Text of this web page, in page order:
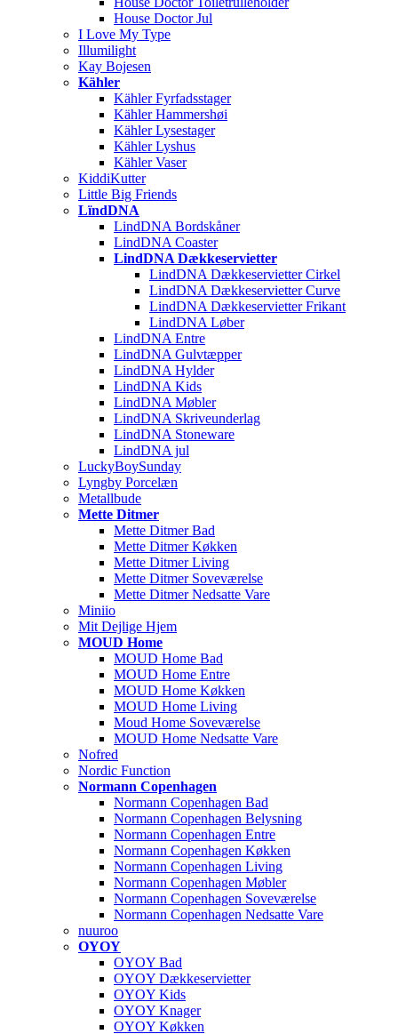
House Doctor Jul
I Love My Type
Illumilight
Kay Bojesen
Kähler
Kähler Fyrfadsstager
Kähler Hammershøi
Kähler Lysestager
Kähler Lyshus
Kähler Vaser
KiddiKutter
Little Big Friends
LïndDNA
LindDNA Bordskåner
LindDNA Coaster
LindDNA Dækkeservietter
LindDNA Dækkeservietter Cirkel
LindDNA Dækkeservietter Curve
LindDNA Dækkeservietter Frikant
LindDNA Løber
LindDNA Entre
LindDNA Gulvtæpper
LindDNA Hylder
LindDNA Kids
LindDNA Møbler
LindDNA Skriveunderlag
LindDNA Stoneware
LindDNA jul
LuckyBoySunday
Lyngby Porcelæn
Metallbude
Mette Ditmer
Mette Ditmer Bad
Mette Ditmer Køkken
Mette Ditmer Living
Mette Ditmer Soveværelse
Mette Ditmer Nedsatte Vare
Miniio
Mit Dejlige Hjem
MOUD Home
MOUD Home Bad
MOUD Home Entre
MOUD Home Køkken
MOUD Home Living
Moud Home Soveværelse
MOUD Home Nedsatte Vare
Nofred
Nordic Function
Normann Copenhagen
Normann Copenhagen Bad
Normann Copenhagen Belysning
Normann Copenhagen Entre
Normann Copenhagen Køkken
Normann Copenhagen Living
Normann Copenhagen Møbler
Normann Copenhagen Soveværelse
Normann Copenhagen Nedsatte Vare
nuuroo
OYOY
OYOY Bad
OYOY Dækkeservietter
OYOY Kids
OYOY Knager
OYOY Køkken